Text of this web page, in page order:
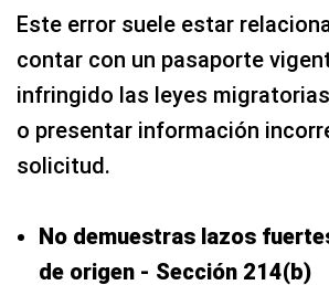
Este error suele estar
contar con un pasaporte
infringido las leyes
o presentar información
solicitud.
No demuestras lazos
de origen - Sección 214(b)